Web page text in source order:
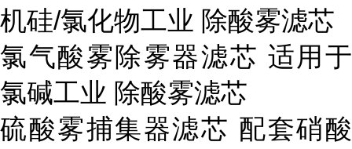
机硅/氯化物工业 除酸雾滤芯
氯气酸雾除雾器滤芯 适用于
氯碱工业 除酸雾滤芯
硫酸雾捕集器滤芯 配套硝酸